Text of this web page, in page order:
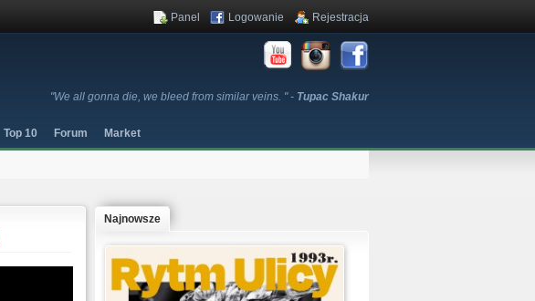
"We all gonna die, we bleed from similar veins. " - Tupac Shakur
Panel Logowanie Rejestracja
Top 10 Forum Market
Najnowsze